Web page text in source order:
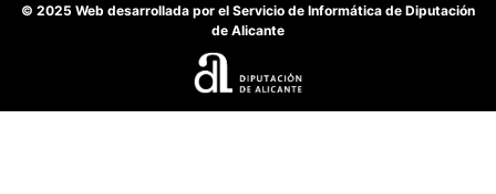
© 2025 Web desarrollada por el Servicio de Informática de Diputación
de Alicante